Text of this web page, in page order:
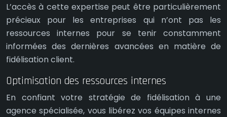
L’accès à cette expertise peut être particulièrement
précieux pour les entreprises qui n’ont pas les
ressources internes pour se tenir constamment
informées des dernières avancées en matière de
fidélisation client.
Optimisation des ressources internes
En confiant votre stratégie de fidélisation à une
agence spécialisée, vous libérez vos équipes internes